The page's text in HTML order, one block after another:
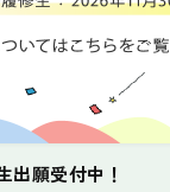
出願受付中！
会